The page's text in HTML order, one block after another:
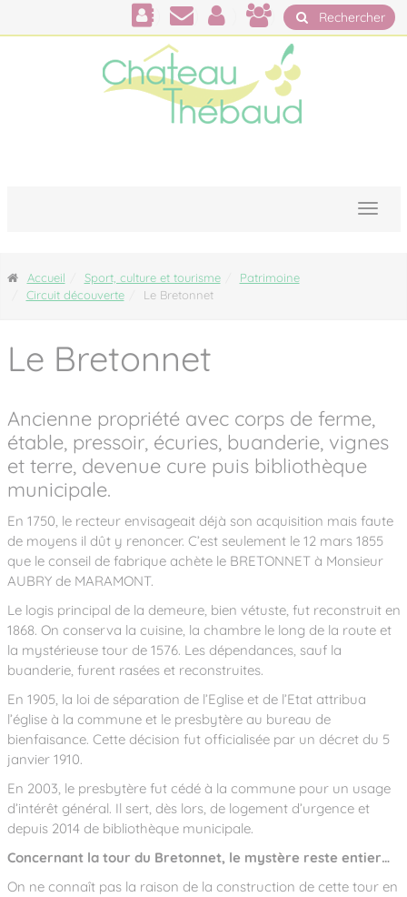
Rechercher
Accueil Sport, culture et tourisme
Patrimoine
Circuit découverte
Le Bretonnet
Le Bretonnet
Ancienne propriété avec corps de ferme,
étable, pressoir, écuries, buanderie, vignes
et terre, devenue cure puis bibliothèque
municipale.
En 1750, le recteur envisageait déjà son acquisition mais faute
de moyens il dût y renoncer. C’est seulement le 12 mars 1855
que le conseil de fabrique achète le BRETONNET à Monsieur
AUBRY de MARAMONT.
Le logis principal de la demeure, bien vétuste, fut reconstruit en
1868. On conserva la cuisine, la chambre le long de la route et
la mystérieuse tour de 1576. Les dépendances, sauf la
buanderie, furent rasées et reconstruites.
En 1905, la loi de séparation de l’Eglise et de l’Etat attribua
l’église à la commune et le presbytère au bureau de
bienfaisance. Cette décision fut officialisée par un décret du 5
janvier 1910.
En 2003, le presbytère fut cédé à la commune pour un usage
d’intérêt général. Il sert, dès lors, de logement d’urgence et
depuis 2014 de bibliothèque municipale.
Concernant la tour du Bretonnet, le mystère reste entier…
On ne connaît pas la raison de la construction de cette tour en
Panneau de gestion des cookies